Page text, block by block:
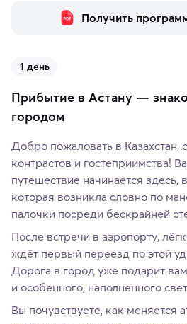
Получить
1 день
Прибытие в Астану —
городом
Добро пожаловать в Казахстан,
контрастов и гостеприимства!
путешествие начинается здесь,
которая возникла словно по
палочки посреди бескрайней
После встречи в аэропорту,
ждёт первый переезд по этой
Дорога в город уже подарит
и особенного, наполненного
Вы почувствуете, как меняется